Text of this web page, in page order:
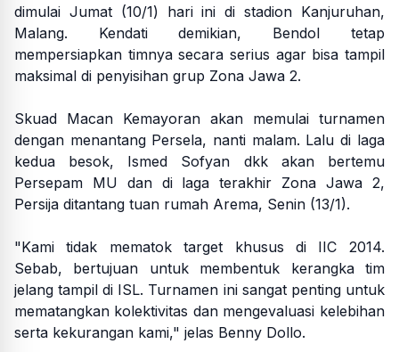
dimulai Jumat (10/1) hari ini di stadion Kanjuruhan,
Malang. Kendati demikian, Bendol tetap
mempersiapkan timnya secara serius agar bisa tampil
maksimal di penyisihan grup Zona Jawa 2.
Skuad Macan Kemayoran akan memulai turnamen
dengan menantang Persela, nanti malam. Lalu di laga
kedua besok, Ismed Sofyan dkk akan bertemu
Persepam MU dan di laga terakhir Zona Jawa 2,
Persija ditantang tuan rumah Arema, Senin (13/1).
"Kami tidak mematok target khusus di IIC 2014.
Sebab, bertujuan untuk membentuk kerangka tim
jelang tampil di ISL. Turnamen ini sangat penting untuk
mematangkan kolektivitas dan mengevaluasi kelebihan
serta kekurangan kami," jelas Benny Dollo.